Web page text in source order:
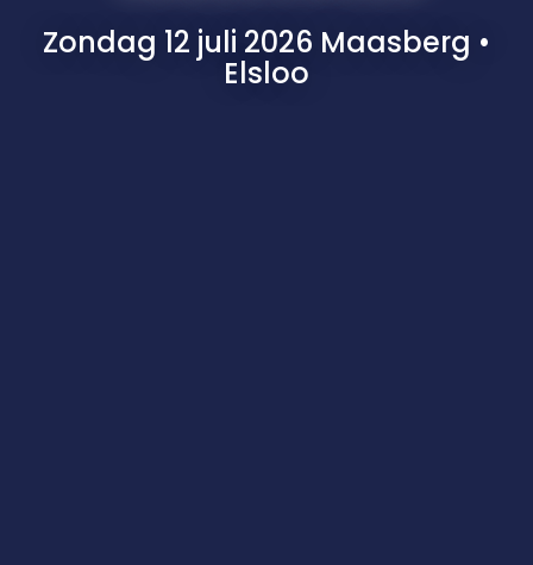
Zondag 12 juli 2026 Maasberg •
Elsloo​